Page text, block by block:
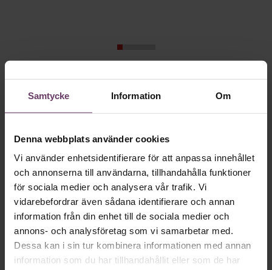
Samtycke Information Om
Denna webbplats använder cookies
Vi använder enhetsidentifierare för att anpassa innehållet
och annonserna till användarna, tillhandahålla funktioner
för sociala medier och analysera vår trafik. Vi
vidarebefordrar även sådana identifierare och annan
information från din enhet till de sociala medier och
annons- och analysföretag som vi samarbetar med.
Dessa kan i sin tur kombinera informationen med annan
information som du har tillhandahållit eller som de har
Skriv som en vd med en
app
MVH VD
Kan en app som förvandlar
text till korthugget vd-språk – utan
artighetsfraser, men gärna stavfel – vara
vägen för den som vill nå fram till
toppcheferna?
Kommunikation